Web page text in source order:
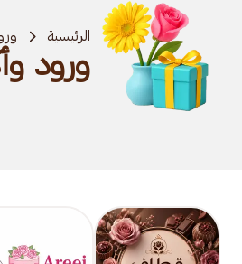
الرئيسية
ورود